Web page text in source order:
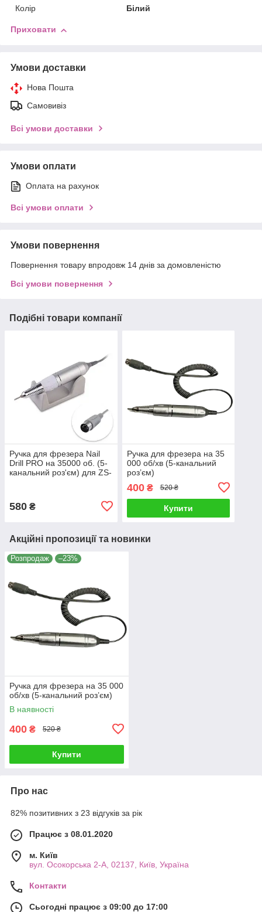
Колір
Білий
Приховати
Умови доставки
Нова Пошта
Самовивіз
Всі умови доставки
Умови оплати
Оплата на рахунок
Всі умови оплати
Умови повернення
Повернення товару впродовж 14 днів за домовленістю
Всі умови повернення
Подібні товари компанії
Ручка для фрезера Nail
Drill PRO на 35000 об. (5-
канальний роз'єм) для ZS-
580 ₴
Ручка для фрезера на 35
000 об/хв (5-канальний
роз’єм)
400₴ 520 ₴
Купити
Акційні пропозиції та новинки
Розпродаж –23%
Ручка для фрезера на 35 000
об/хв (5-канальний роз’єм)
В наявності
400 ₴ 520 ₴
Купити
Про нас
82% позитивних з 23 відгуків за рік
Працює з 08.01.2020
м. Київ
вул. Осокорська 2-А, 02137, Київ, Україна
Контакти
Сьогодні працює з 09:00 до 17:00